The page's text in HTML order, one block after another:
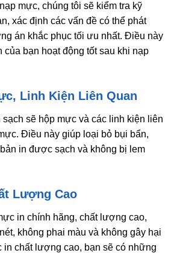
mực, chúng tôi sẽ kiểm tra kỹ
xác định các vấn đề có thể phát
án khắc phục tối ưu nhất. Điều này
của bạn hoạt động tốt sau khi nạp
Linh Kiện Liên Quan
sẽ hộp mực và các linh kiện liên
Điều này giúp loại bỏ bụi bẩn,
in được sạch và không bị lem
Lượng Cao
in chính hãng, chất lượng cao,
không phai màu và không gây hại
in chất lượng cao, bạn sẽ có những